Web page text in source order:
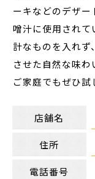
ーキなどのデザ
噌汁に使用され
計なものを入れ
させた自然な味わ
ご家庭でもぜひ試
店舗名
住所
電話番号